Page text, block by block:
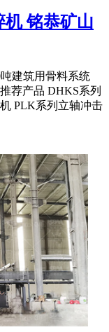
机 铭恭矿山
建筑用骨料系统
荐产品 DHKS系列
PLK系列立轴冲击